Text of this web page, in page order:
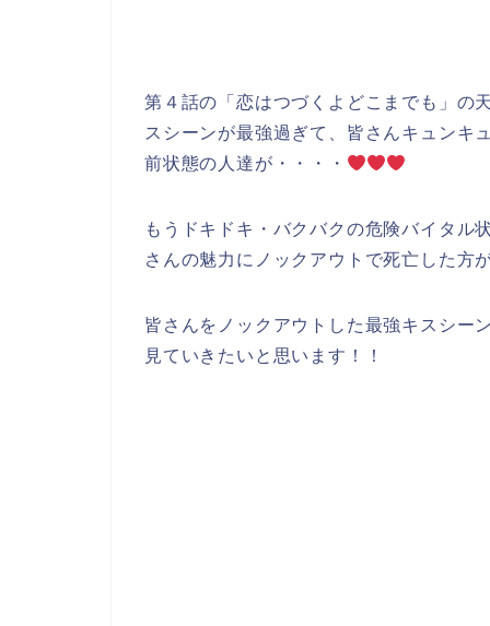
第４話の「恋はつづくよどこまでも」の
スシーンが最強過ぎて、皆さんキュンキ
前状態の人達が・・・・
もうドキドキ・バクバクの危険バイタル
さんの魅力にノックアウトで死亡した方
皆さんをノックアウトした最強キスシー
見ていきたいと思います！！